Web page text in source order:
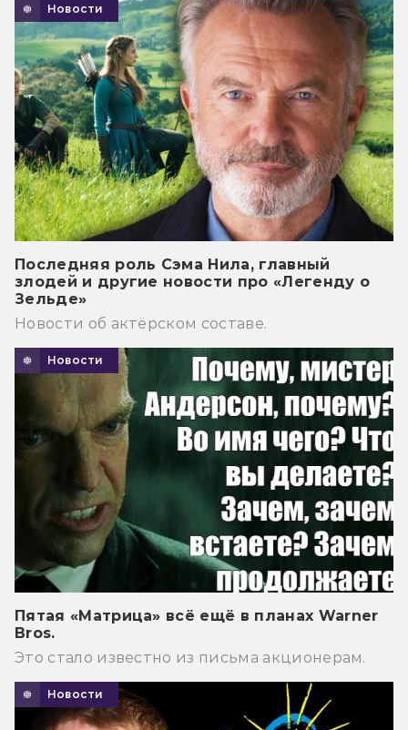
Новости
Последняя роль Сэма Нила, главный
злодей и другие новости про «Легенду о
Зельде»
Новости об актёрском составе.
Новости
Пятая «Матрица» всё ещё в планах Warner
Bros.
Это стало известно из письма акционерам.
Новости